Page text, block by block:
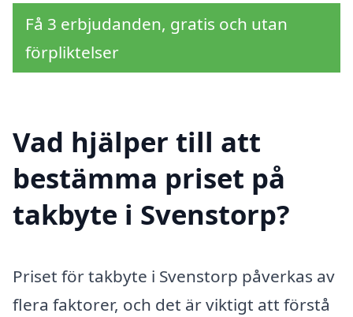
Få 3 erbjudanden, gratis och utan
förpliktelser
Vad hjälper till att
bestämma priset på
takbyte i Svenstorp?
Priset för takbyte i Svenstorp påverkas av
flera faktorer, och det är viktigt att förstå